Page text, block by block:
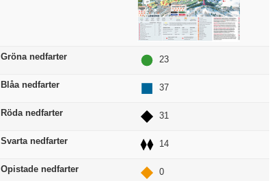
Gröna nedfarter 23
Blåa nedfarter 37
Röda nedfarter 31
Svarta nedfarter 14
Opistade nedfarter 0